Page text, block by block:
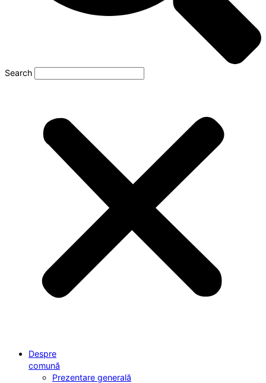
Search
Despre
comună
Prezentare generală